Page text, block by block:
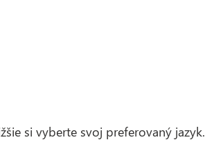
si vyberte svoj preferovaný jazyk.